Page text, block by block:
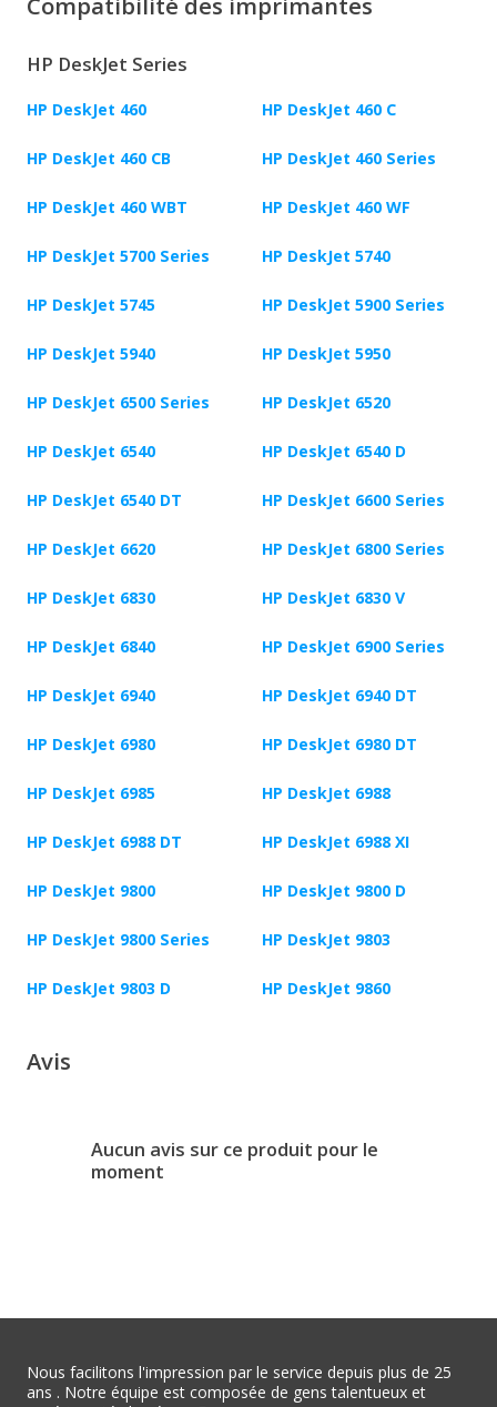
HP DeskJet Series
HP DeskJet 460 HP DeskJet 460 C
HP DeskJet 460 CB HP DeskJet 460 Series
HP DeskJet 460 WBT HP DeskJet 460 WF
HP DeskJet 5700 Series HP DeskJet 5740
HP DeskJet 5745 HP DeskJet 5900 Series
HP DeskJet 5940 HP DeskJet 5950
HP DeskJet 6500 Series HP DeskJet 6520
HP DeskJet 6540 HP DeskJet 6540 D
HP DeskJet 6540 DT HP DeskJet 6600 Series
HP DeskJet 6620 HP DeskJet 6800 Series
HP DeskJet 6830 HP DeskJet 6830 V
HP DeskJet 6840 HP DeskJet 6900 Series
HP DeskJet 6940 HP DeskJet 6940 DT
HP DeskJet 6980 HP DeskJet 6980 DT
HP DeskJet 6985 HP DeskJet 6988
HP DeskJet 6988 DT HP DeskJet 6988 XI
HP DeskJet 9800 HP DeskJet 9800 D
HP DeskJet 9800 Series HP DeskJet 9803
HP DeskJet 9803 D HP DeskJet 9860
Avis
Aucun avis sur ce produit pour le
moment
Nous facilitons l'impression par le service depuis plus de 25
ans . Notre équipe est composée de gens talentueux et